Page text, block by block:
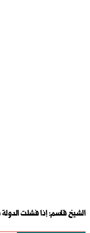
الشيخ قاسم: إذا فشلت